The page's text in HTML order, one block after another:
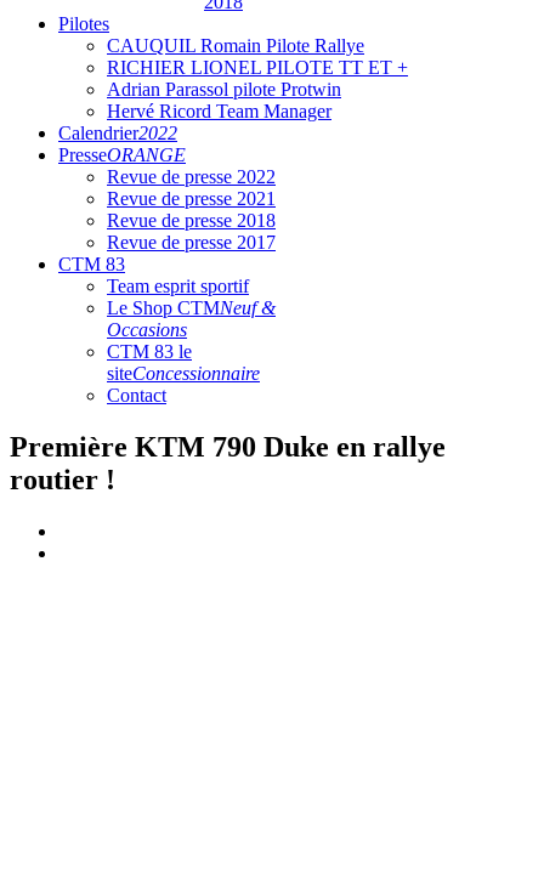
Pilotes
CAUQUIL Romain Pilote Rallye
RICHIER LIONEL PILOTE TT ET +
Adrian Parassol pilote Protwin
Hervé Ricord Team Manager
Calendrier2022
PresseORANGE
Revue de presse 2022
Revue de presse 2021
Revue de presse 2018
Revue de presse 2017
CTM 83
Team esprit sportif
Le Shop CTMNeuf &
Occasions
CTM 83 le
siteConcessionnaire
Contact
Première KTM 790 Duke en rallye
routier !